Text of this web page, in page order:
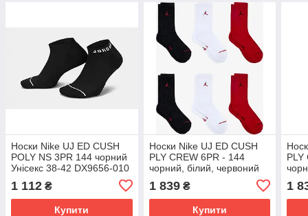
Носки Nike UJ ED CUSH
POLY NS 3PR 144 чорний
Унісекс 38-42 DX9656-010
1 112 ₴
Купити
Носки Nike UJ ED CUSH
PLY CREW 6PR - 144
чорний, білий, червоний
Унісекс 38-42 HV6228-900
1 839₴
Купити
PLY
1